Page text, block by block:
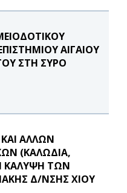
ΑΙΓΑΙΟΥ
ΣΤΗ ΣΥΡΟ
ΑΛΛΩΝ
(ΚΑΛΩΔΙΑ,
ΚΑΛΥΨΗ ΤΩΝ
Δ/ΝΣΗΣ ΧΙΟΥ